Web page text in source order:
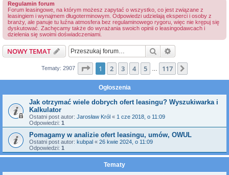
Regulamin forum
Forum leasingowe, na którym możesz zapytać o wszystko, co jest związane z
leasingiem i wynajmem długoterminowym. Odpowiedzi udzielają eksperci i osoby z
branży, ale panuje tu luźna atmosfera bez regulaminowego rygoru, więc nie krępuj się
dyskutować. Zachęcamy także do wyrażania swoich opinii o leasingodawcach i
dzielenia się swoimi doświadczeniami.
NOWY TEMAT Szukaj
Tematy: 2907 Strona z117
1 2 3 4 5 117
Ogłoszenia
Jak otrzymać wiele dobrych ofert leasingu? Wyszukiwarka i
Kalkulator
Ostatni post autor: Jarosław Król « 1 cze 2018, o 11:09
Odpowiedzi: 1
Pomagamy w analizie ofert leasingu, umów, OWUL
Ostatni post autor: kubpal « 26 kwie 2024, o 11:09
Odpowiedzi: 1
Tematy